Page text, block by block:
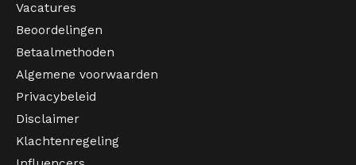
Vacatures
Beoordelingen
Betaalmethoden
Algemene voorwaarden
Privacybeleid
Disclaimer
Klachtenregeling